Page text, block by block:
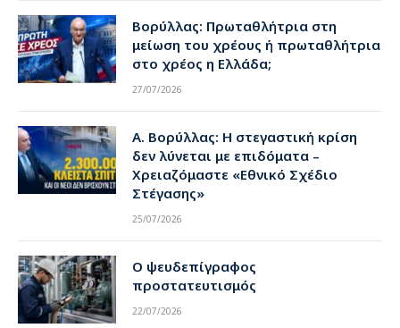
Βορύλλας: Πρωταθλήτρια στη
μείωση του χρέους ή πρωταθλήτρια
στο χρέος η Ελλάδα;
27/07/2026
Α. Βορύλλας: Η στεγαστική κρίση
δεν λύνεται με επιδόματα –
Χρειαζόμαστε «Εθνικό Σχέδιο
Στέγασης»
25/07/2026
Ο ψευδεπίγραφος
προστατευτισμός
22/07/2026